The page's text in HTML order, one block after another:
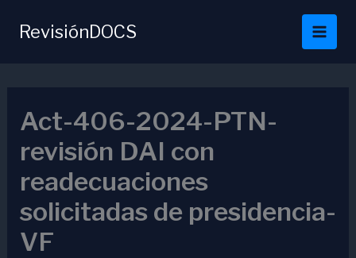
RevisiónDOCS
Act-406-2024-PTN-
revisión DAI con
readecuaciones
solicitadas de presidencia-
VF